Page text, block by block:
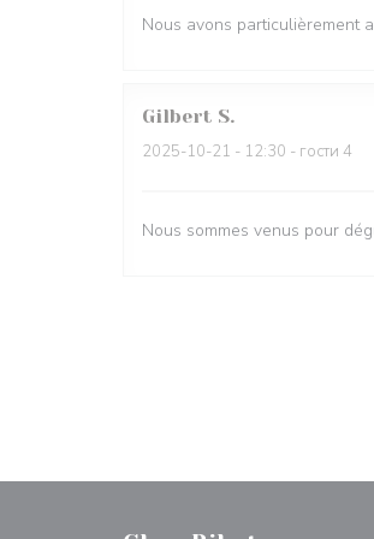
Nous avons particulièrement
Gilbert S
2025-10-21 - 12:30 - гости 4
Nous sommes venus pour